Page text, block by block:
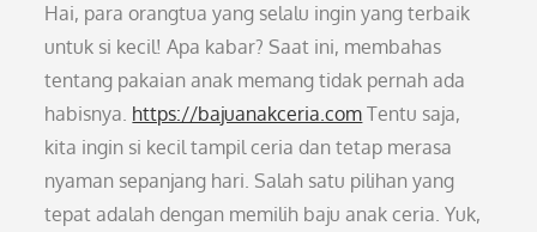
Hai, para orangtua yang selalu ingin yang terbaik
untuk si kecil! Apa kabar? Saat ini, membahas
tentang pakaian anak memang tidak pernah ada
habisnya. https://bajuanakceria.com Tentu saja,
kita ingin si kecil tampil ceria dan tetap merasa
nyaman sepanjang hari. Salah satu pilihan yang
tepat adalah dengan memilih baju anak ceria. Yuk,